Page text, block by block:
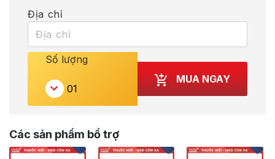
Địa chỉ
Số lượng
MUA NGAY
Các sản phẩm bổ trợ